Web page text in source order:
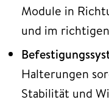
Module in
und im
Halterungen
Stabilität und